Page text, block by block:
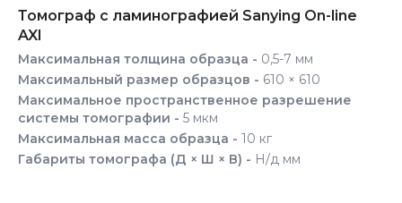
Томограф с ламинографией Sanying On-line
AXI
Максимальная толщина образца - 0,5-7 мм
Максимальный размер образцов - 610 × 610
Максимальное пространственное разрешение
системы томографии - 5 мкм
Максимальная масса образца - 10 кг
Габариты томографа (Д × Ш × В) - Н/д мм